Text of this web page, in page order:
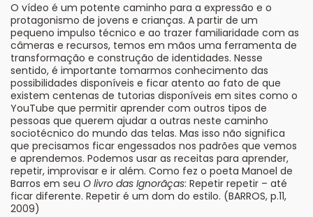
O vídeo é um potente caminho para a expressão e o
protagonismo de jovens e crianças. A partir de um
pequeno impulso técnico e ao trazer familiaridade com as
câmeras e recursos, temos em mãos uma ferramenta de
transformação e construção de identidades. Nesse
sentido, é importante tomarmos conhecimento das
possibilidades disponíveis e ficar atento ao fato de que
existem centenas de tutorias disponíveis em sites como o
YouTube que permitir aprender com outros tipos de
pessoas que querem ajudar a outras neste caminho
sociotécnico do mundo das telas. Mas isso não significa
que precisamos ficar engessados nos padrões que vemos
e aprendemos. Podemos usar as receitas para aprender,
repetir, improvisar e ir além. Como fez o poeta Manoel de
Barros em seu O livro das Ignorãças: Repetir repetir – até
ficar diferente. Repetir é um dom do estilo. (BARROS, p.11,
2009)